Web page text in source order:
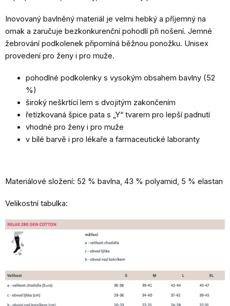
Inovovaný bavlněný materiál je velmi hebký a příjemný na
omak a zaručuje bezkonkurenční pohodlí při nošení. Jemné
žebrování podkolenek připomíná běžnou ponožku. Unisex
provedení pro ženy i pro muže.
pohodlné podkolenky s vysokým obsahem bavlny (52
%)
široký neškrtící lem s dvojitým zakončením
řetízkovaná špice pata s „Y“ tvarem pro lepší padnutí
vhodné pro ženy i pro muže
v bílé barvě i pro lékaře a farmaceutické laboranty
Materiálové složení: 52 % bavlna, 43 % polyamid, 5 % elastan
Velikostní tabulka: